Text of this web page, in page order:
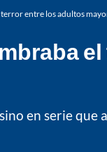
entre los adultos
en serie